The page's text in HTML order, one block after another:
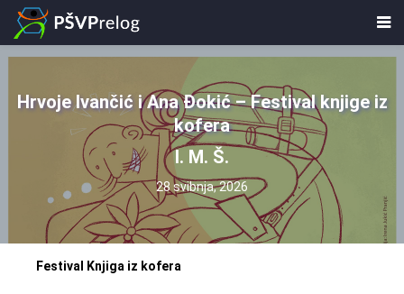
Hrvoje Ivančić i Ana Đokić – Festival knjige iz
kofera
I. M. Š.
28 svibnja, 2026
Festival Knjiga iz kofera